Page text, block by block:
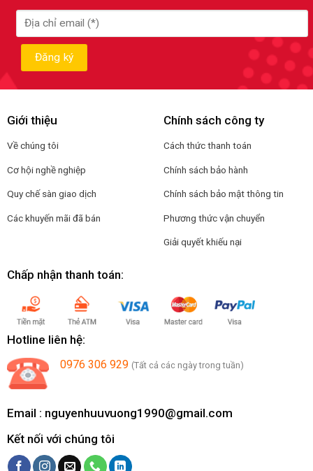
Giới thiệu
Về chúng tôi
Cơ hội nghề nghiệp
Quy chế sàn giao dịch
Các khuyến mãi đã bán
Chính sách công ty
Cách thức thanh toán
Chính sách bảo hành
Chính sách bảo mật thông tin
Phương thức vận chuyển
Giải quyết khiếu nại
Chấp nhận thanh toán:
Hotline liên hệ:
0976 306 929 (Tất cả các ngày trong tuần)
Email : nguyenhuuvuong1990@gmail.com
Kết nối với chúng tôi